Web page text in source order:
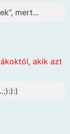
mert...
akik azt